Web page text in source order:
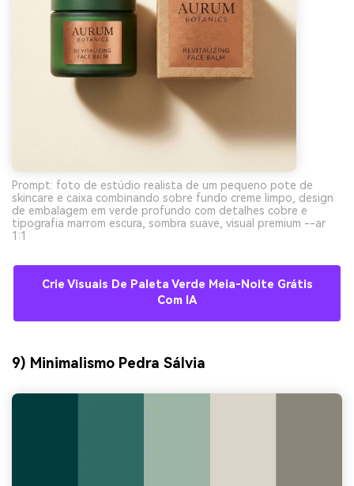
Prompt: foto de estúdio realista de um pequeno pote de
skincare e caixa combinando sobre fundo creme limpo, design
de embalagem em verde profundo com detalhes cobre e
tipografia marrom escura, sombra suave, visual premium --ar
1:1
Crie Visuais De Paleta Verde Meia-Noite Grátis
Com IA
9) Minimalismo Pedra Sálvia